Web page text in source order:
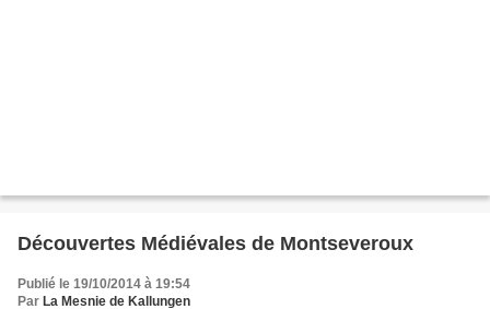
Découvertes Médiévales de Montseveroux
Publié le 19/10/2014 à 19:54
Par La Mesnie de Kallungen